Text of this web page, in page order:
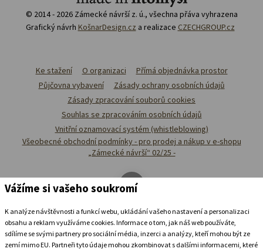
© 2014 - 2026 Zámecké návrší z. ú., všechna přáva vyhrazena
Grafický návrh KošnarDesign.cz a realizace CZECHGROUP.cz
Ke stažení O organizaci
Přímá objednávka prostor
Půjčovna vybavení
Zásady ochrany osobních údajů
Zásady zpracování souborů cookies
Souhlas se zpracováním osobních údajů
Vnitřní oznamovací systém (whistleblowing)
Všeobecné obchodní podmínky - pro prodej a nákup v e-shopu
„Zámecké návrší“ 02/25 -
Vážíme si vašeho soukromí
K analýze návštěvnosti a funkcí webu, ukládání vašeho nastavení a personalizaci
obsahu a reklam využíváme cookies. Informace o tom, jak náš web používáte,
sdílíme se svými partnery pro sociální média, inzerci a analýzy, kteří mohou být ze
zemí mimo EU. Partneři tyto údaje mohou zkombinovat s dalšími informacemi, které